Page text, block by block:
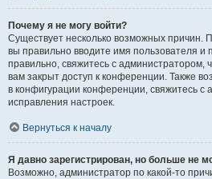
Почему я не могу войти?
Существует несколько возможных причин.
вы правильно вводите имя пользователя
правильно, свяжитесь с администратором,
вам закрыт доступ к конференции. Также
в конфигурации конференции, свяжитесь с
исправления настроек.
Вернуться к началу
Я давно зарегистрирован, но больше не
Возможно, администратор по какой-то